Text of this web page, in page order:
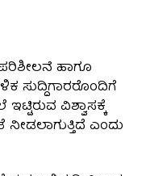
ಹಾಗೂ
ಸುದ್ದಿಗಾರರೊಂದಿಗೆ
ವಿಶ್ವಾಸಕ್ಕೆ
ನೀಡಲಾಗುತ್ತಿದೆ ಎಂದು